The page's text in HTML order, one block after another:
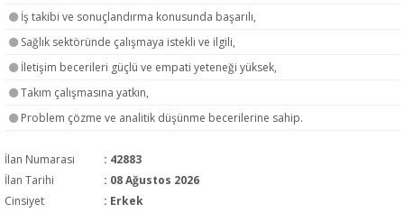
İş takibi ve sonuçlandırma konusunda başarılı,
Sağlık sektöründe çalışmaya istekli ve ilgili,
İletişim becerileri güçlü ve empati yeteneği yüksek,
Takım çalışmasına yatkın,
Problem çözme ve analitik düşünme becerilerine sahip.
İlan Numarası
: 42883
İlan Tarihi
: 08 Ağustos 2026
Cinsiyet
: Erkek